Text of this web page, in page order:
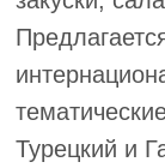
Турецкий и